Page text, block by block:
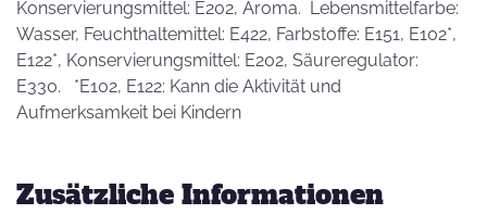
Konservierungsmittel: E202, Aroma. Lebensmittelfarbe:
Wasser, Feuchthaltemittel: E422, Farbstoffe: E151, E102*,
E122*, Konservierungsmittel: E202, Säureregulator:
E330. *E102, E122: Kann die Aktivität und
Aufmerksamkeit bei Kindern
Zusätzliche Informationen